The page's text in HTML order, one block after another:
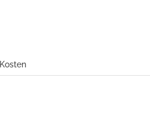
Kosten